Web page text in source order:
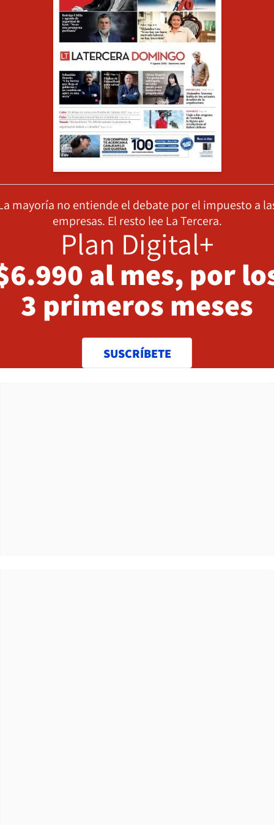
mayoría no entiende el debate por el impuesto a
empresas. El resto lee La Tercera.
Plan Digital+
al mes, por
3 primeros meses
SUSCRÍBETE